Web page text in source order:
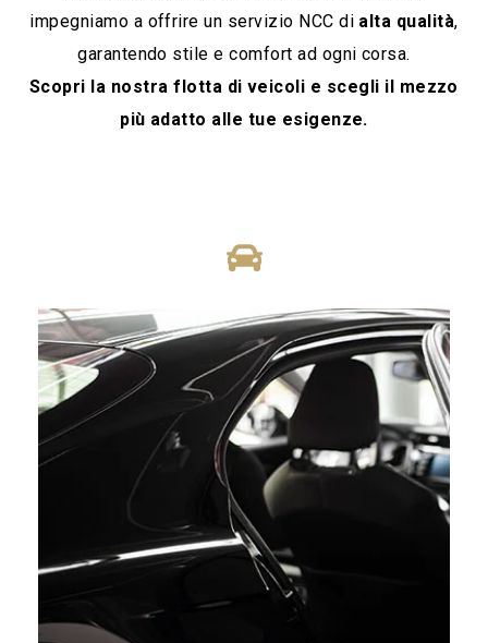
impegniamo a offrire un servizio NCC di alta qualità,
garantendo stile e comfort ad ogni corsa.
Scopri la nostra flotta di veicoli e scegli il mezzo
più adatto alle tue esigenze.